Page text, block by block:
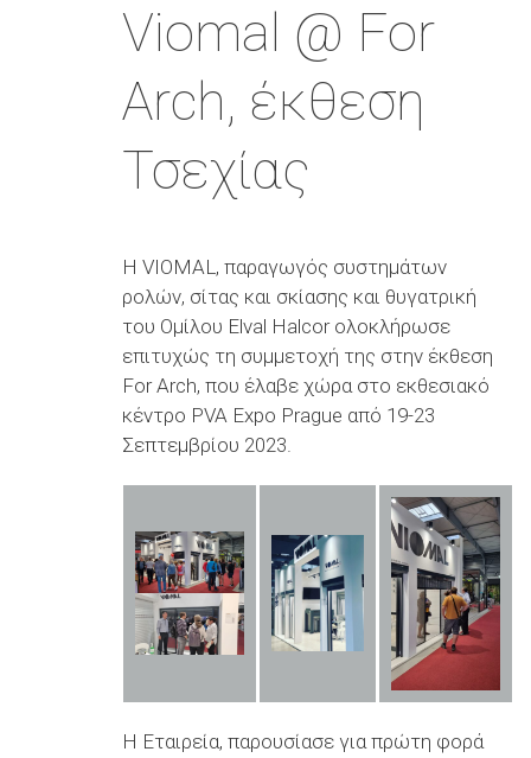
Viomal @ For
Arch, έκθεση
Τσεχίας
Η VIOMAL, παραγωγός συστημάτων
ρολών, σίτας και σκίασης και θυγατρική
του Ομίλου Elval Halcor ολοκλήρωσε
επιτυχώς τη συμμετοχή της στην έκθεση
For Arch, που έλαβε χώρα στο εκθεσιακό
κέντρο PVA Expo Prague από 19-23
Σεπτεμβρίου 2023.
Η Εταιρεία, παρουσίασε για πρώτη φορά